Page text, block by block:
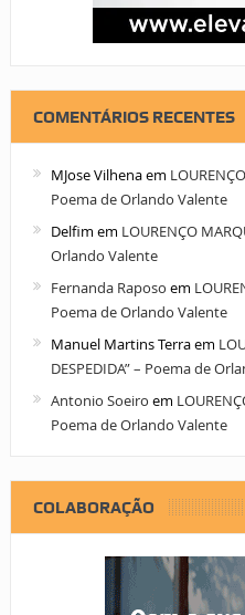
COMENTÁRIOS RECENTES
MJose Vilhenaem
Poema de Orlando Valente
Delfim em LOURENÇO
Orlando Valente
Fernanda Raposo em
Poema de Orlando Valente
Manuel Martins Terraem
DESPEDIDA” – Poema de
Antonio Soeiro em
Poema de Orlando Valente
COLABORAÇÃO